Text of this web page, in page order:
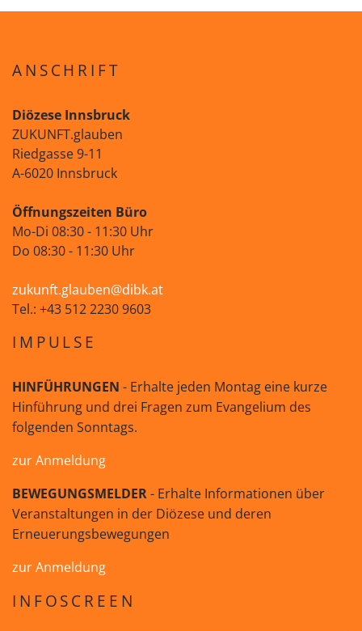
ANSCHRIFT
Diözese Innsbruck
ZUKUNFT.glauben
Riedgasse 9-11
A-6020 Innsbruck
Öffnungszeiten Büro
Mo-Di 08:30 - 11:30 Uhr
Do 08:30 - 11:30 Uhr
zukunft.glauben@dibk.at
Tel.: +43 512 2230 9603
IMPULSE
HINFÜHRUNGEN - Erhalte jeden Montag eine kurze
Hinführung und drei Fragen zum Evangelium des
folgenden Sonntags.
zur Anmeldung
BEWEGUNGSMELDER- Erhalte Informationen über
Veranstaltungen in der Diözese und deren
Erneuerungsbewegungen
zur Anmeldung
INFOSCREEN